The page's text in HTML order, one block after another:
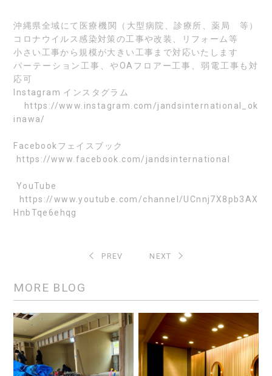
沖縄県全域にて医療機関（大型病院、診療所、薬局 等）
コロナウイルス感染対策の工事や改装、リフォーム等
小さい工事から規模が大きい工事まで対応いたします
パーテーション工事、やOAフロアー工事、弱電工事も対
応可
Instagram インスタグラム
https://www.instagram.com/jandsinternational_ok
inawa/
Facebookフェイスブック
https://www.facebook.com/jandsinternational
YouTube
https://www.youtube.com/channel/UCnnj7X8pb3AX
HnbTqe6ehqg
PREV NEXT
MORE BLOG